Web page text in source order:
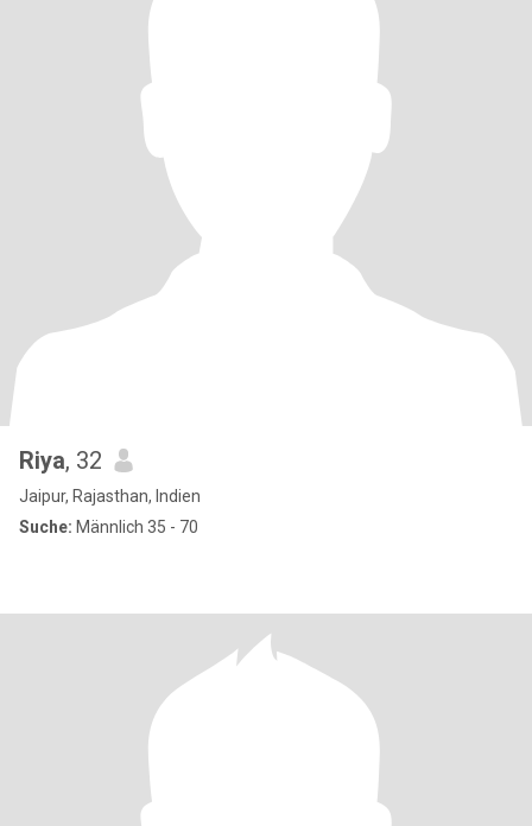
Riya, 32
Jaipur, Rajasthan, Indien
Suche: Männlich 35 - 70